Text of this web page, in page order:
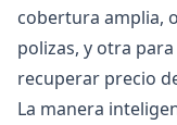
cobertura amplia,
polizas, y otra
recuperar precio
La manera